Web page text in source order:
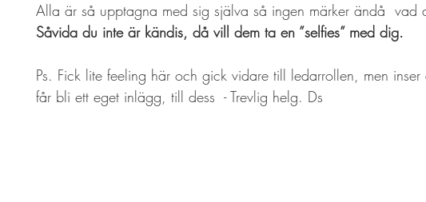
Alla är så upptagna med sig själva så ingen märker ändå  vad
Såvida du inte är kändis, då vill dem ta en ”selfies” med dig.
Ps. Fick lite feeling här och gick vidare till ledarrollen, men
får bli ett eget inlägg, till dess  - Trevlig helg. Ds